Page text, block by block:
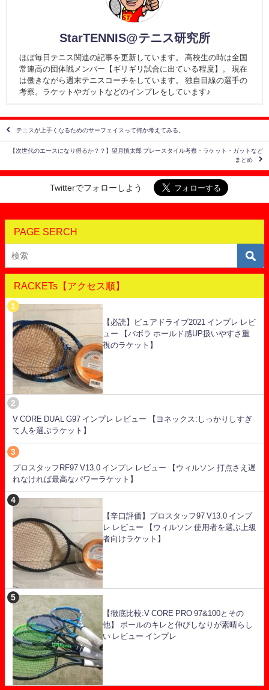
StarTENNIS@テニス研究所
ほぼ毎日テニス関連の記事を更新しています。 高校生の時は全国
常連高の団体戦メンバー【ギリギリ試合に出ている程度】。 現在
は働きながら週末テニスコーチをしています。 独自目線の選手の
考察。ラケットやガットなどのインプレをしています♪
テニスが上手くなるためのサーフェイスって何か考えてみる。
【次世代のエースになり得るか？？】望月慎太郎 プレースタイル考察・ラケット・ガットなど
まとめ
Twitterでフォローしよう
PAGE SERCH
RACKETs【アクセス順】
【必読】ピュアドライブ2021 インプレ レビ
ュー 【バボラ ホールド感UP扱いやすさ重
視のラケット】
V CORE DUAL G97 インプレ レビュー 【ヨネックス:しっかりしすぎ
て人を選ぶラケット】
プロスタッフRF97 V13.0 インプレ レビュー 【ウィルソン 打点さえ遅
れなければ最高なパワーラケット】
【辛口評価】プロスタッフ97 V13.0 インプ
レ レビュー 【ウィルソン 使用者を選ぶ上級
者向けラケット】
【徹底比較:V CORE PRO 97&100とその
他】 ボールのキレと伸びしなりが素晴らし
い レビュー インプレ